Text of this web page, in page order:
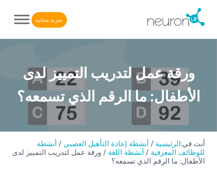
تجربة مجانية
ورقة عمل لتدريب التمييز لدى
الأطفال: ما الرقم الذي تسمعه؟
أنت في:الرئيسية / أنشطة إعادة التأهيل العصبي / أنشطة
للوظائف المعرفية / أنشطة اللغة / ورقة عمل لتدريب التمييز لدى
الأطفال: ما الرقم الذي تسمعه؟